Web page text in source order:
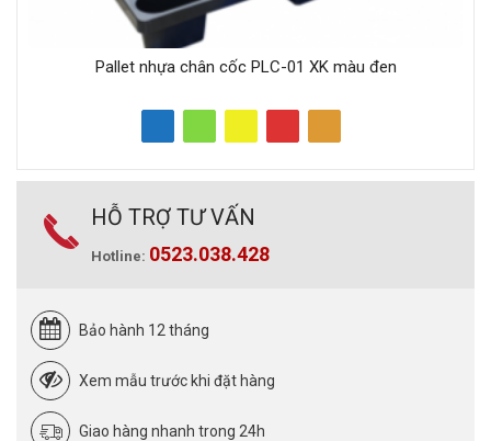
Pallet nhựa chân cốc PLC-01 XK màu đen
HỖ TRỢ TƯ VẤN
Hotline: 0523.038.428
Bảo hành 12 tháng
Xem mẫu trước khi đặt hàng
Giao hàng nhanh trong 24h